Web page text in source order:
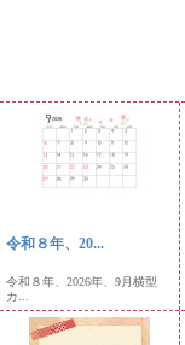
令和８年、20...
令和８年、2026年、9月横型
カ...